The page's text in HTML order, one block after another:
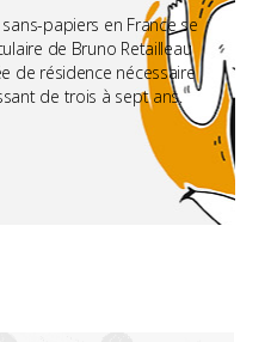
papiers en France se
de Bruno Retailleau
de résidence nécessaire
de trois à sept ans.